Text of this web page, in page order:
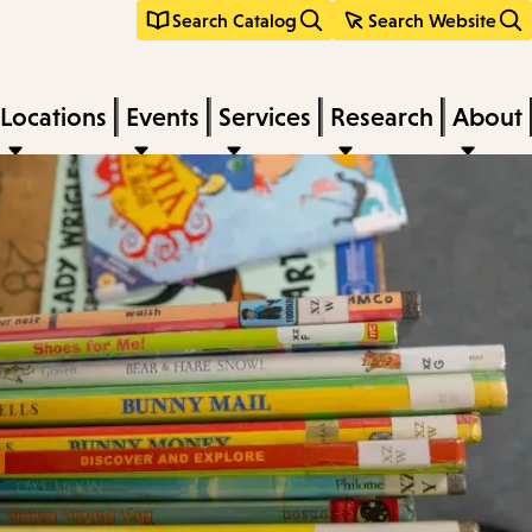
Search Catalog Search Website
Locations Events Services Research About